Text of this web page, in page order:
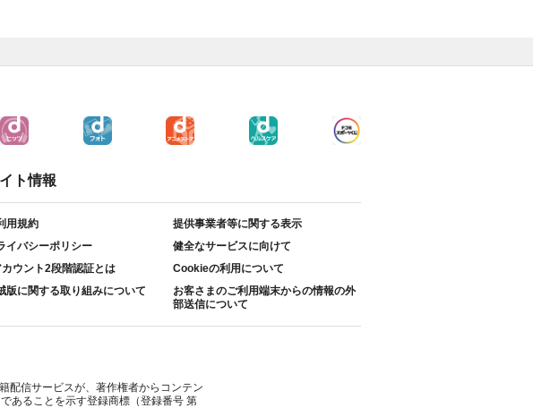
ト情報
用規約
提供事業者等に関する表示
イバシーポリシー
健全なサービスに向けて
ウント2段階認証とは
Cookieの利用について
版に関する取り組みについて
お客さまのご利用端末からの情報の外
部送信について
配信サービスが、著作権者からコンテン
あることを示す登録商標（登録番号 第